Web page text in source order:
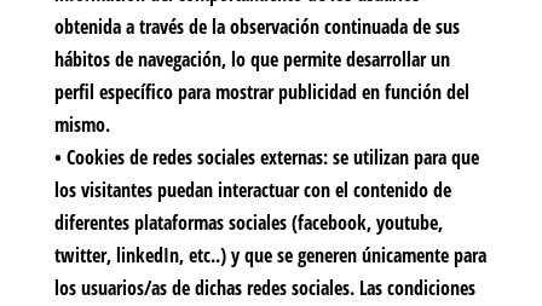
obtenida a través de la observación continuada de sus
hábitos de navegación, lo que permite desarrollar un
perfil específico para mostrar publicidad en función del
mismo.
• Cookies de redes sociales externas:se utilizan para que
los visitantes puedan interactuar con el contenido de
diferentes plataformas sociales (facebook, youtube,
twitter, linkedIn, etc..) y que se generen únicamente para
los usuarios/as de dichas redes sociales. Las condiciones